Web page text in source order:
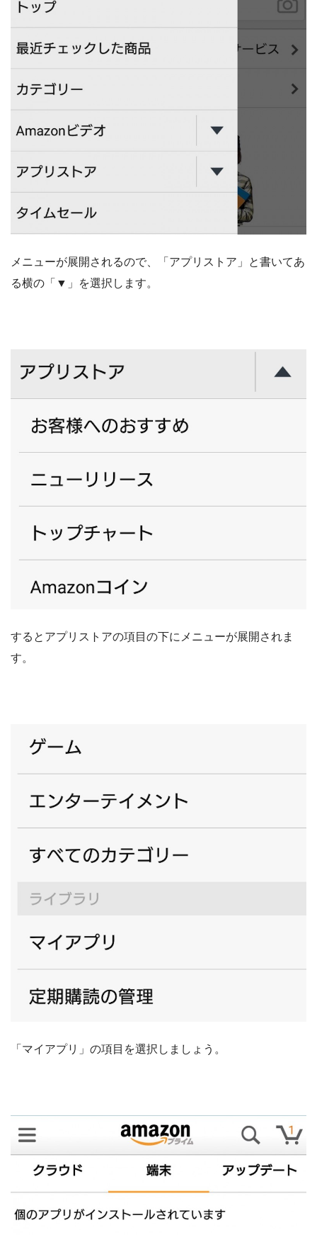
メニューが展開されるので、「アプリストア」と書いてあ
る横の「▼」を選択します。
するとアプリストアの項目の下にメニューが展開されま
す。
「マイアプリ」の項目を選択しましょう。